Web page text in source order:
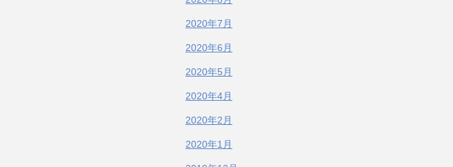
2020年7月
2020年6月
2020年5月
2020年4月
2020年2月
2020年1月